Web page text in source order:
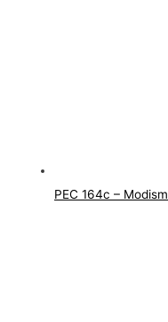
PEC 164c –